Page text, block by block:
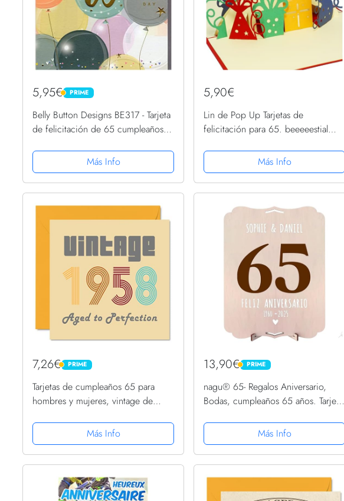
5,95€ PRIME
PRIME
Belly Button Designs BE317 - Tarjeta
de felicitación de 65 cumpleaños
dinero o cuponesMás Info
5,90€
Lin de Pop Up Tarjetas de
felicitación para 65. beeeeestial
de felicitación Tarjetas de
felicitación Cumpleaños
Más Info
7,26€ PRIME
PRIME
Tarjetas de cumpleaños 65 para
hombres y mujeres, vintage de
65 cumpleaños divertida para ella y
él, 145 mm x 145 mm,...
Más Info
13,90€ PRIME
PRIME
nagu® 65- Regalos Aniversario,
Bodas, cumpleaños 65 años. Tarjeta
originales de decoracion para
hombres o mujer, en el...
Más Info